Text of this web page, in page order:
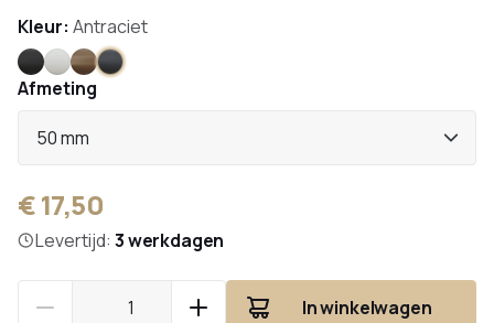
Kleur: Antraciet
Zwart
WitBronsAntraciet
Afmeting
50 mm
€ 17,50
Levertijd: 3 werkdagen
In winkelwagen